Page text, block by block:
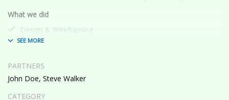
What we did
Design & Wireframing
SEO
Social Media Marketing
Integer euismod lacus luctus magna.
ad litora torquent per conubia nostra, per inceptos himenaeos
PARTNERS
John Doe, Steve Walker
CATEGORY